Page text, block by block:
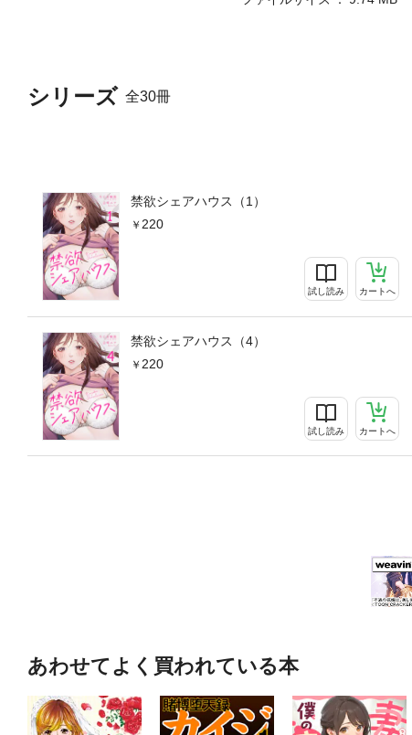
シリーズ 全30冊
禁欲シェアハウス（1）
220
試し読み カートへ
禁欲シェアハウス（4）
220
試し読み カートへ
あわせてよく買われている本